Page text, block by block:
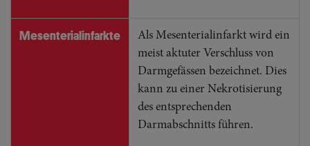
Mesenterialinfarkte
Als Mesenterialinfarkt wird ein
meist aktuter Verschluss von
Darmgefässen bezeichnet. Dies
kann zu einer Nekrotisierung
des entsprechenden
Darmabschnitts führen.